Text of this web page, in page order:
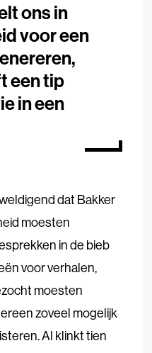
ons in
voor een
een tip
in een
dat Bakker
moesten
in de bieb
voor verhalen,
moesten
zoveel mogelijk
Al klinkt tien